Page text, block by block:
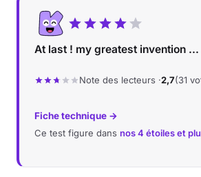
At last ! my greatest invention ...
Note des lecteurs ·2,7(31
Fiche technique →
Ce test figure dans nos 4 étoiles et